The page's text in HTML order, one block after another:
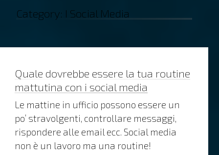
Category: I Social Media
Quale dovrebbe essere la tua routine
mattutina con i social media
Le mattine in ufficio possono essere un
po’ stravolgenti, controllare messaggi,
rispondere alle email ecc. Social media
non è un lavoro ma una routine!